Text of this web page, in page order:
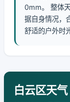
0mm。 整体
据自身情况，
舒适的户外时
白云区天气